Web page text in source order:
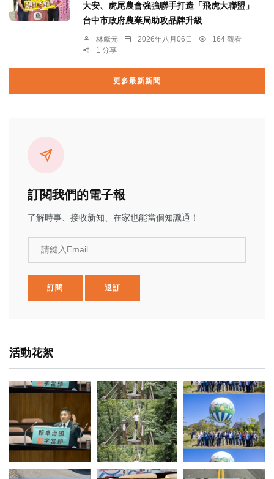
大安、虎尾農會強強聯手打造「飛虎大聯盟」
台中市政府農業局助攻品牌升級
林獻元 2026年八月06日
164 觀看
1 分享
更多最新新聞
訂閱我們的電子報
了解時事、接收新知、在家也能當個知識通！
請鍵入Email
訂閱 退訂
活動花絮